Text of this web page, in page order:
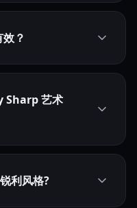
？
Sharp 艺术
利风格?